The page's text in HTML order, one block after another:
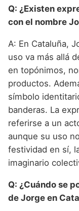
Q: ¿Existen
con el nombre
A: En Cataluña,
uso va más allá
en topónimos,
productos.
símbolo
banderas. La
referirse a un
aunque su uso
festividad en sí,
imaginario
Q: ¿Cuándo se
de Jorge en